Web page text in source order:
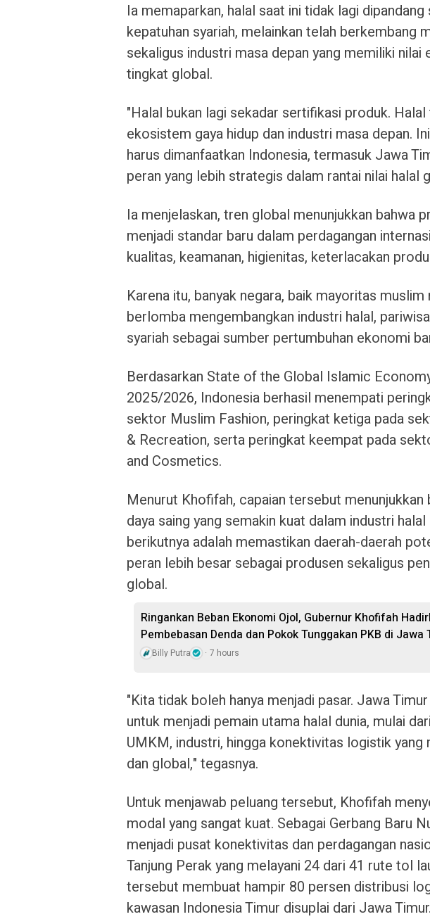
Ia memaparkan, halal saat ini tidak lagi
kepatuhan syariah, melainkan telah berkembang
sekaligus industri masa depan yang memiliki
tingkat global.
"Halal bukan lagi sekadar sertifikasi produk.
ekosistem gaya hidup dan industri masa depan.
harus dimanfaatkan Indonesia, termasuk Jawa
peran yang lebih strategis dalam rantai nilai halal
Ia menjelaskan, tren global menunjukkan bahwa
menjadi standar baru dalam perdagangan
kualitas, keamanan, higienitas, keterlacakan
Karena itu, banyak negara, baik mayoritas
berlomba mengembangkan industri halal,
syariah sebagai sumber pertumbuhan ekonomi
Berdasarkan State of the Global Islamic
2025/2026, Indonesia berhasil menempati
sektor Muslim Fashion, peringkat ketiga pada
& Recreation, serta peringkat keempat pada
and Cosmetics.
Menurut Khofifah, capaian tersebut
daya saing yang semakin kuat dalam industri halal
berikutnya adalah memastikan daerah-daerah
peran lebih besar sebagai produsen sekaligus
global.
Ringankan Beban Ekonomi Ojol, Gubernur Khofifah
Pembebasan Denda dan Pokok Tunggakan PKB di Jawa
Billy Putra 7 hours
"Kita tidak boleh hanya menjadi pasar. Jawa
untuk menjadi pemain utama halal dunia, mulai
UMKM, industri, hingga konektivitas logistik yang
dan global," tegasnya.
Untuk menjawab peluang tersebut, Khofifah
modal yang sangat kuat. Sebagai Gerbang Baru
menjadi pusat konektivitas dan perdagangan
Tanjung Perak yang melayani 24 dari 41 rute tol
tersebut membuat hampir 80 persen distribusi
kawasan Indonesia Timur disuplai dari Jawa Timur.